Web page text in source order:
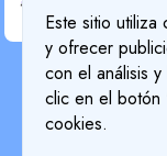
Este sitio
y ofrecer
con el análisis
clic en el botón
cookies.
Terms &
Privacy Policy
Cookie Policy